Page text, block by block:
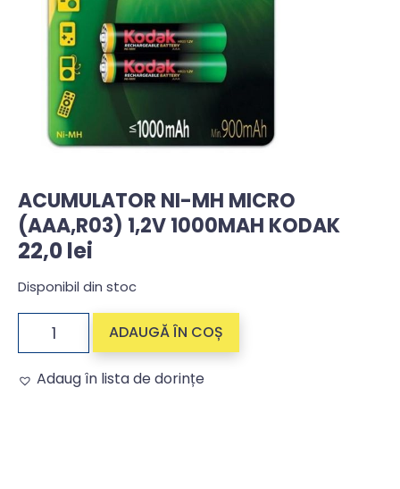
ACUMULATOR NI-MH MICRO
(AAA,R03) 1,2V 1000MAH KODAK
22,0lei
Disponibil din stoc
ADAUGĂ ÎN COȘ
Adaug în lista de dorințe